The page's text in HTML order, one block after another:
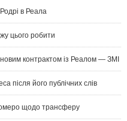
в Реала
цього робити
контрактом із Реалом — ЗМІ
після його публічних слів
щодо трансферу